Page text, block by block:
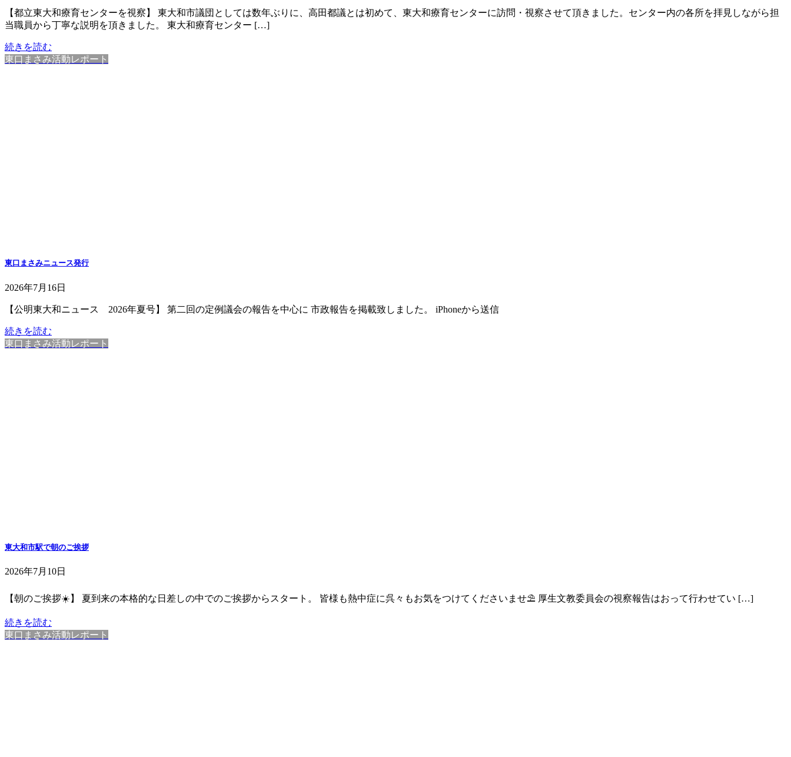
【都立東大和療育センターを視察】 東大和市議団としては数年ぶりに、高田都議とは初めて、東大和療育センターに訪問・視察させて頂きました。センター内の各所を拝見しながら担
当職員から丁寧な説明を頂きました。 東大和療育センター […]
続きを読む
東口まさみ活動レポート
東口まさみニュース発行
2026年7月16日
【公明東大和ニュース 2026年夏号】 第二回の定例議会の報告を中心に 市政報告を掲載致しました。 iPhoneから送信
続きを読む
東口まさみ活動レポート
東大和市駅で朝のご挨拶
2026年7月10日
【朝のご挨拶☀️】 夏到来の本格的な日差しの中でのご挨拶からスタート。 皆様も熱中症に呉々もお気をつけてくださいませ⛱️ 厚生文教委員会の視察報告はおって行わせてい […]
続きを読む
東口まさみ活動レポート